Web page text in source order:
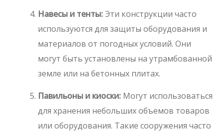
Навесы и тенты: Эти конструкции часто
используются для защиты оборудования и
материалов от погодных условий. Они
могут быть установлены на утрамбованной
земле или на бетонных плитах.
Павильоны и киоски: Могут использоваться
для хранения небольших объемов товаров
или оборудования. Такие сооружения часто